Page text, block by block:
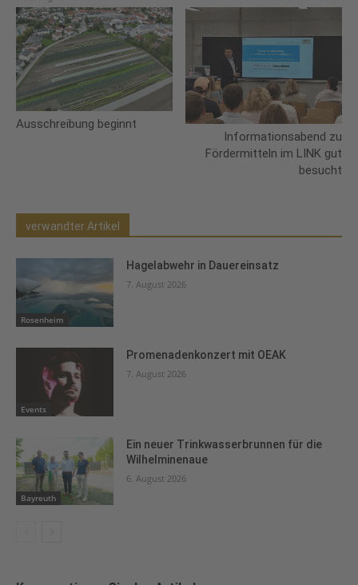
Ausschreibung beginnt
Informationsabend zu
Fördermitteln im LINK gut
besucht
verwandter Artikel
Rosenheim
Hagelabwehr in Dauereinsatz
7. August 2026
Events
Promenadenkonzert mit OEAK
7. August 2026
Bayreuth
Ein neuer Trinkwasserbrunnen für die
Wilhelminenaue
6. August 2026